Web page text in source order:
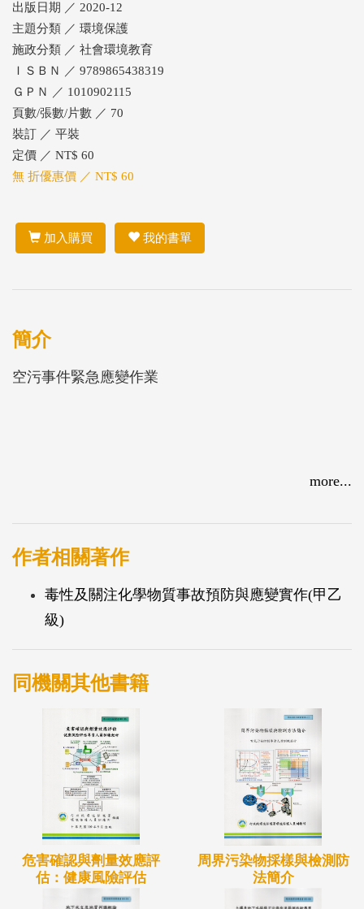
出版日期 ／ 2020-12
主題分類 ／ 環境保護
施政分類 ／ 社會環境教育
ＩＳＢＮ ／ 9789865438319
ＧＰＮ ／ 1010902115
頁數/張數/片數 ／ 70
裝訂 ／ 平裝
定價 ／ NT$ 60
無 折優惠價 ／ NT$ 60
加入購買 我的書單
簡介
空污事件緊急應變作業
more...
作者相關著作
毒性及關注化學物質事故預防與應變實作(甲乙
級)
同機關其他書籍
危害確認與劑量效應評
估：健康風險評估
周界污染物採樣與檢測防
法簡介